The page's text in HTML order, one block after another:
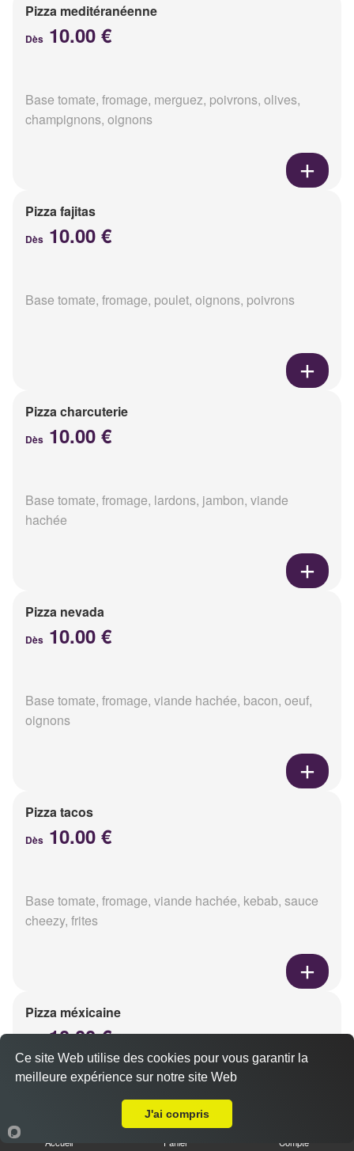
Pizza meditéranéenne
Dès 10.00 €
Base tomate, fromage, merguez, poivrons, olives,
champignons, oignons
Pizza fajitas
Dès 10.00 €
Base tomate, fromage, poulet, oignons, poivrons
Pizza charcuterie
Dès 10.00 €
Base tomate, fromage, lardons, jambon, viande
hachée
Pizza nevada
Dès 10.00 €
Base tomate, fromage, viande hachée, bacon, oeuf,
oignons
Pizza tacos
Dès 10.00 €
Base tomate, fromage, viande hachée, kebab, sauce
cheezy, frites
Pizza méxicaine
10.00 €
Base sauce barbecue, fromage, viande hachée,
Accueil Panier Compte
Ce site Web utilise des cookies pour vous garantir la
meilleure expérience sur notre site Web
J'ai compris